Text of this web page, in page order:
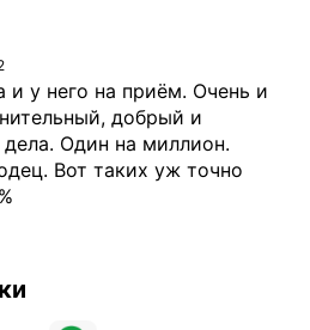
у него на приём. Очень и
добрый и
Один на миллион.
Вот таких уж точно